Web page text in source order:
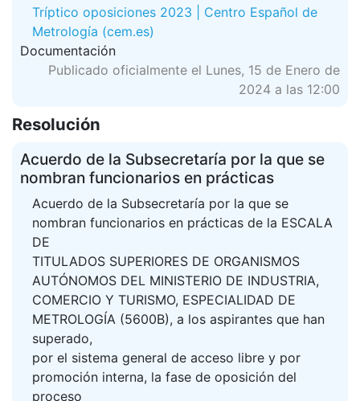
Tríptico oposiciones 2023 | Centro Español de
Metrología (cem.es)
Documentación
Publicado oficialmente el Lunes, 15 de Enero de
2024 a las 12:00
Resolución
Acuerdo de la Subsecretaría por la que se
nombran funcionarios en prácticas
Acuerdo de la Subsecretaría por la que se
nombran funcionarios en prácticas de la ESCALA
DE
TITULADOS SUPERIORES DE ORGANISMOS
AUTÓNOMOS DEL MINISTERIO DE INDUSTRIA,
COMERCIO Y TURISMO, ESPECIALIDAD DE
METROLOGÍA (5600B), a los aspirantes que han
superado,
por el sistema general de acceso libre y por
promoción interna, la fase de oposición del
proceso